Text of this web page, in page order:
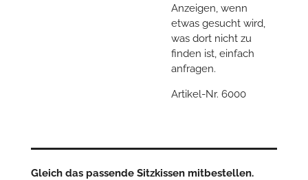
Anzeigen, wenn
etwas gesucht wird,
was dort nicht zu
finden ist, einfach
anfragen.
Artikel-Nr. 6000
Gleich das passende Sitzkissen mitbestellen.